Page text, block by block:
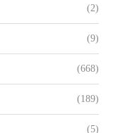
(2)
(9)
(668)
(189)
(5)